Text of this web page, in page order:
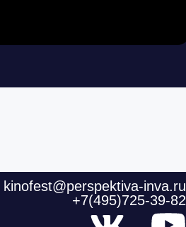
kinofest@perspektiva-inva.ru
+7(495)725-39-82